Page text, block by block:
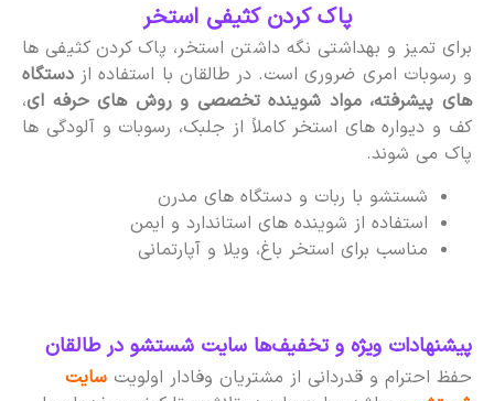
پاک کردن کثیفی استخر
برای تمیز و بهداشتی نگه داشتن استخر، پاک کردن کثیفی ها
و رسوبات امری ضروری است. در طالقان با استفاده از دستگاه
های پیشرفته، مواد شوینده تخصصی و روش های حرفه ای،
کف و دیواره های استخر کاملاً از جلبک، رسوبات و آلودگی ها
پاک می شوند.
شستشو با ربات و دستگاه های مدرن
استفاده از شوینده های استاندارد و ایمن
مناسب برای استخر باغ، ویلا و آپارتمانی
پیشنهادات ویژه و تخفیف‌ها سایت شستشو در طالقان
حفظ احترام و قدردانی از مشتریان وفادار اولویت سایت